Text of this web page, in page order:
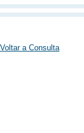
Voltar a Consulta